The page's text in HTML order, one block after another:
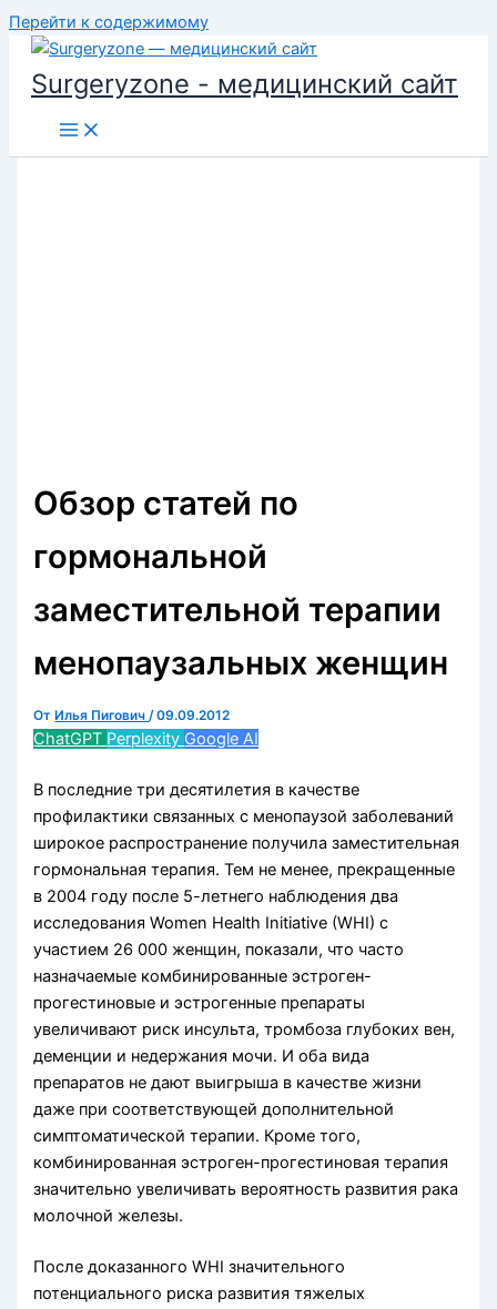
Перейти к содержимому
Surgeryzone - медицинский сайт
Обзор статей по
гормональной
заместительной терапии
менопаузальных женщин
От Илья Пигович/09.09.2012
ChatGPT Perplexity Google AI
В последние три десятилетия в качестве
профилактики связанных с менопаузой заболеваний
широкое распространение получила заместительная
гормональная терапия. Тем не менее, прекращенные
в 2004 году после 5-летнего наблюдения два
исследования Women Health Initiative (WHI) с
участием 26 000 женщин, показали, что часто
назначаемые комбинированные эстроген-
прогестиновые и эстрогенные препараты
увеличивают риск инсульта, тромбоза глубоких вен,
деменции и недержания мочи. И оба вида
препаратов не дают выигрыша в качестве жизни
даже при соответствующей дополнительной
симптоматической терапии. Кроме того,
комбинированная эстроген-прогестиновая терапия
значительно увеличивать вероятность развития рака
молочной железы.
После доказанного WHI значительного
потенциального риска развития тяжелых